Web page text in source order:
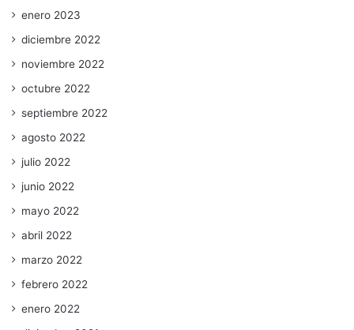
enero 2023
diciembre 2022
noviembre 2022
octubre 2022
septiembre 2022
agosto 2022
julio 2022
junio 2022
mayo 2022
abril 2022
marzo 2022
febrero 2022
enero 2022